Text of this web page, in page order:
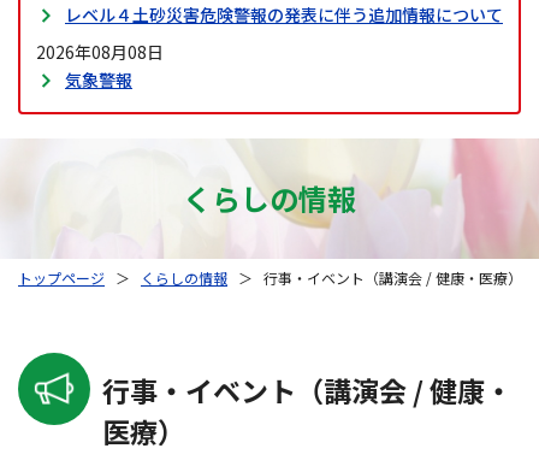
レベル４土砂災害危険警報の発表に伴う追加情報について
2026年08月08日
気象警報
くらしの情報
トップページ ＞ くらしの情報 ＞ 行事・イベント（講演会 / 健康・医療）
行事・イベント（講演会 / 健康・
医療）